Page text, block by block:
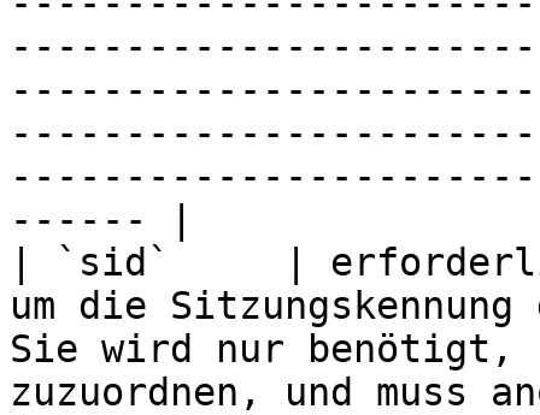
------ |
| `sid`     |
um die
Sie wird nur benötigt,
zuzuordnen, und muss